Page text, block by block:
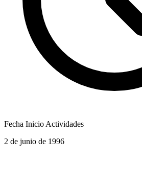
Fecha Inicio Actividades
2 de junio de 1996